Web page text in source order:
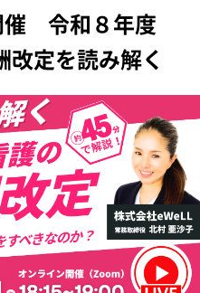
催 令和８年度
定を読み解く